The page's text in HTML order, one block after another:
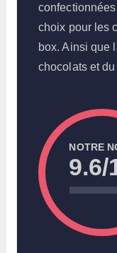
choix pour les
box. Ainsi que
chocolats et
NOTRE
9.6/